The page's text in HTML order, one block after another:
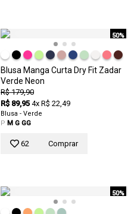
50%
Blusa Manga Curta Dry Fit Zadar
Verde Neon
R$ 179,90
R$ 89,95 4x R$ 22,49
Blusa - Verde
P M G GG
62 Comprar
50%